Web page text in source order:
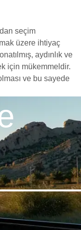
seçim
üzere ihtiyaç
aydınlık ve
için mükemmeldir.
ve bu sayede